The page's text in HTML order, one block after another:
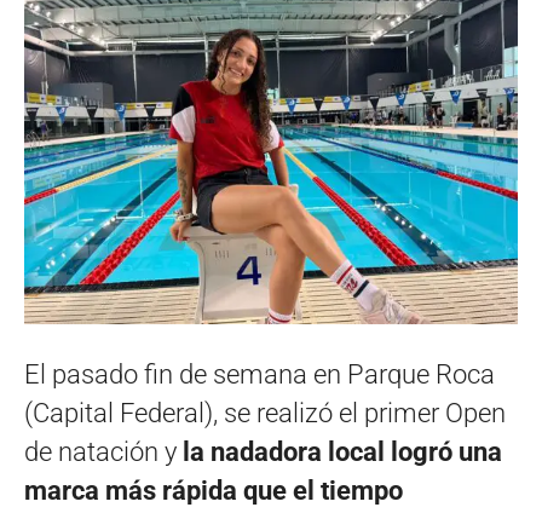
El pasado fin de semana en Parque Roca
(Capital Federal), se realizó el primer Open
de natación y la nadadora local logró una
marca más rápida que el tiempo